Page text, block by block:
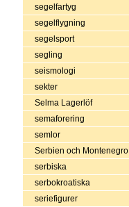
segelfartyg
segelflygning
segelsport
segling
seismologi
sekter
Selma Lagerlöf
semaforering
semlor
Serbien och Montenegro
serbiska
serbokroatiska
seriefigurer